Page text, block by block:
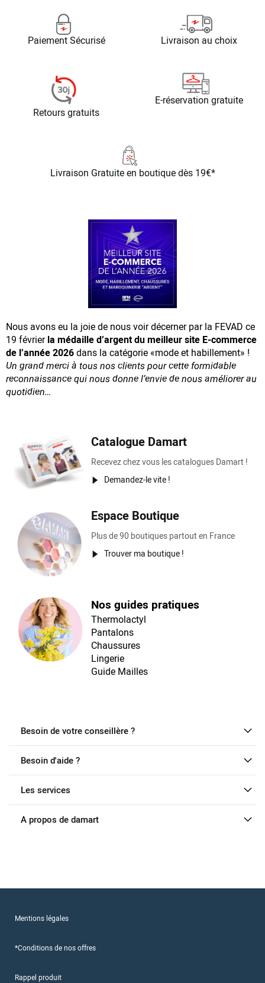
Paiement Sécurisé Livraison au choix
Retours gratuits
E-réservation gratuite
Livraison Gratuiteen boutique dès 19€*
Nous avons eu la joie de nous voir décerner par la FEVAD ce
19 févrierla médaille d’argent du meilleur site E-commerce
de l’année 2026dans la catégorie «mode et habillement» !
Un grand merci à tous nos clients pour cette formidable
reconnaissancequi nous donne l’envie de nous améliorer au
quotidien…
Catalogue Damart
Recevez chez vous les catalogues Damart !
Demandez-le vite !
Espace Boutique
Plus de 90 boutiques partout en France
Trouver ma boutique !
Nos guides pratiques
Thermolactyl
Pantalons
Chaussures
Lingerie
Guide Mailles
Besoin de votre conseillère ?
Besoin d'aide ?
Les services
A propos de damart
Mentions légales
*Conditions de nos offres
Rappel produit